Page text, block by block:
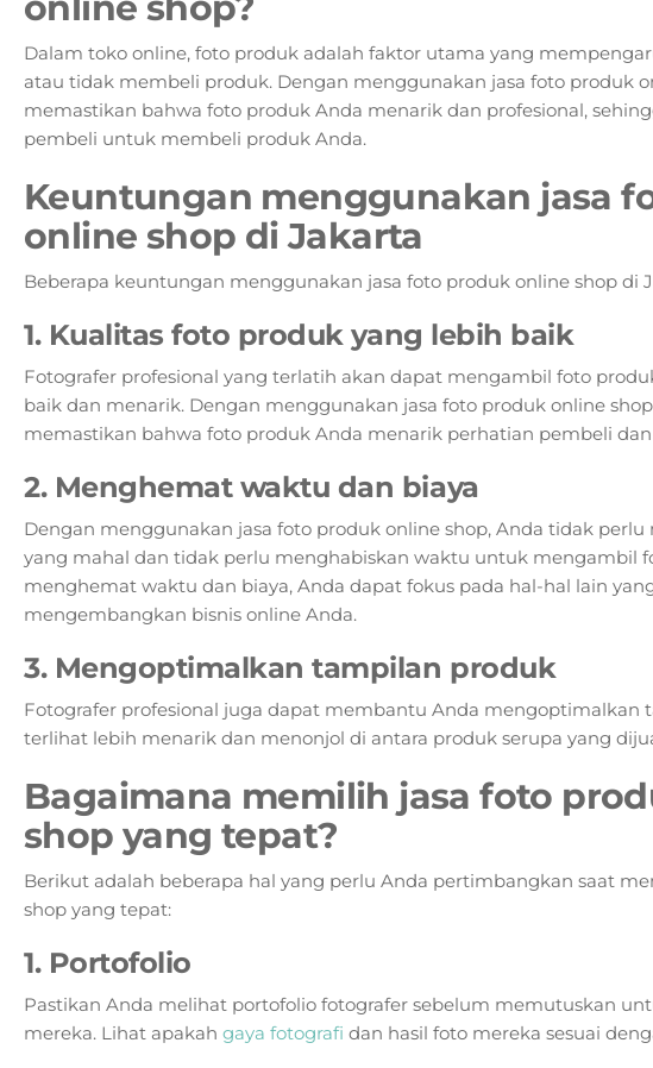
Dalam toko online, foto produk adalah faktor utama yang
atau tidak membeli produk. Dengan menggunakan jasa foto produk
memastikan bahwa foto produk Anda menarik dan profesional,
pembeli untuk membeli produk Anda.
Keuntungan menggunakan jasa
online shop di Jakarta
Beberapa keuntungan menggunakan jasa foto produk online shop di
1. Kualitas foto produk yang lebih baik
Fotografer profesional yang terlatih akan dapat mengambil foto
baik dan menarik. Dengan menggunakan jasa foto produk online
memastikan bahwa foto produk Anda menarik perhatian pembeli
2. Menghemat waktu dan biaya
Dengan menggunakan jasa foto produk online shop, Anda tidak
yang mahal dan tidak perlu menghabiskan waktu untuk mengambil
menghemat waktu dan biaya, Anda dapat fokus pada hal-hal lain
mengembangkan bisnis online Anda.
3. Mengoptimalkan tampilan produk
Fotografer profesional juga dapat membantu Anda mengoptimalkan
terlihat lebih menarik dan menonjol di antara produk serupa yang
Bagaimana memilih jasa foto
shop yang tepat?
Berikut adalah beberapa hal yang perlu Anda pertimbangkan saat
shop yang tepat:
1. Portofolio
Pastikan Anda melihat portofolio fotografer sebelum memutuskan
mereka. Lihat apakah gaya fotografi dan hasil foto mereka sesuai